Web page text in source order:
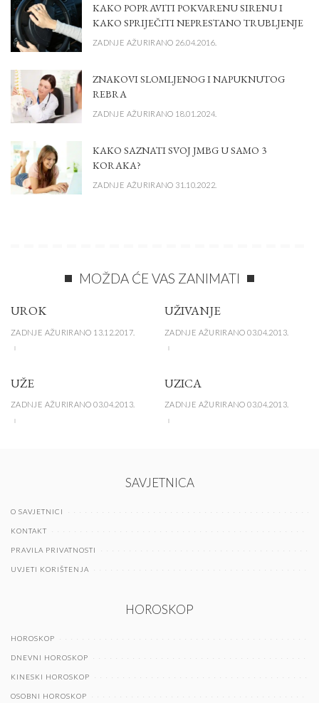
KAKO POPRAVITI POKVARENU SIRENU I
KAKO SPRIJEČITI NEPRESTANO TRUBLJENJE
ZADNJE AŽURIRANO 26.04.2016.
ZNAKOVI SLOMLJENOG I NAPUKNUTOG
REBRA
ZADNJE AŽURIRANO 18.01.2024.
KAKO SAZNATI SVOJ JMBG U SAMO 3
KORAKA?
ZADNJE AŽURIRANO 31.10.2022.
MOŽDA ĆE VAS ZANIMATI
UROK
ZADNJE AŽURIRANO 13.12.2017.
UŽIVANJE
ZADNJE AŽURIRANO 03.04.2013.
UŽE
ZADNJE AŽURIRANO 03.04.2013.
UZICA
ZADNJE AŽURIRANO 03.04.2013.
SAVJETNICA
O SAVJETNICI
KONTAKT
PRAVILA PRIVATNOSTI
UVJETI KORIŠTENJA
HOROSKOP
HOROSKOP
DNEVNI HOROSKOP
KINESKI HOROSKOP
OSOBNI HOROSKOP